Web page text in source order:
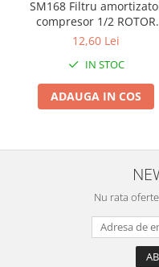
Cantare Corporale
Aparate de spalat cu
Accesorii aparatele de
presiune
Aparate de spalat cu
Articole si accesorii pentru
Baterii bucatarie
Baterii electrice
SM168 Filtru
compresor 1/2 ROTOR
(plastic)
12,60 Lei
IN STOC
ADAUGA IN COS
Nu rata